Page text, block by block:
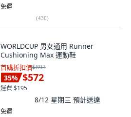
免運
(430)
WORLDCUP 男女通用 Runner
Cushioning Max 運動鞋
首購折扣價$893
35% $572
運費 $195
8/12 星期三 預計送達
免運